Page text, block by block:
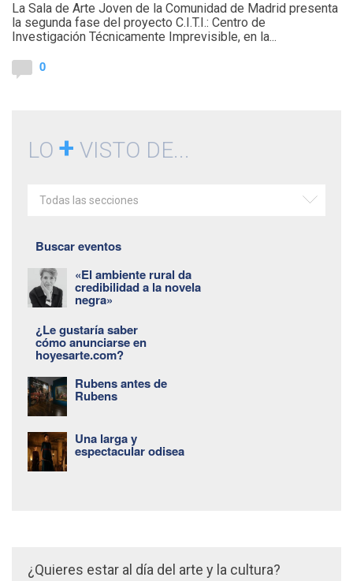
La Sala de Arte Joven de la Comunidad de Madrid presenta
la segunda fase del proyecto C.I.T.I.: Centro de
Investigación Técnicamente Imprevisible, en la...
0
LO + VISTO DE...
Todas las secciones
Buscar eventos
«El ambiente rural da
credibilidad a la novela
negra»
¿Le gustaría saber
cómo anunciarse en
hoyesarte.com?
Rubens antes de
Rubens
Una larga y
espectacular odisea
¿Quieres estar al día del arte y la cultura?